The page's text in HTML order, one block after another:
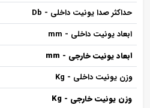
حداکثر صدا یونیت داخلی - Db
ابعاد یونیت داخلی - mm
ابعاد یونیت خارجی - mm
وزن یونیت داخلی - Kg
وزن یونیت خارجی - Kg